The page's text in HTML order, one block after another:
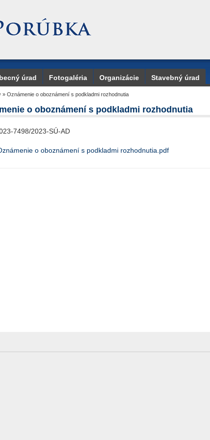
úrad Fotogaléria Organizácie Stavebný úrad
» Oznámenie o oboznámení s podkladmi rozhodnutia
o oboznámení s podkladmi rozhodnutia
7498/2023-SÚ-AD
o oboznámení s podkladmi rozhodnutia.pdf